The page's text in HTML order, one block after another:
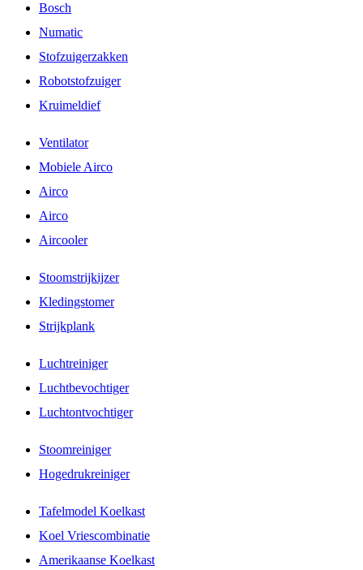
Bosch
Numatic
Stofzuigerzakken
Robotstofzuiger
Kruimeldief
Ventilator
Mobiele Airco
Airco
Airco
Aircooler
Stoomstrijkijzer
Kledingstomer
Strijkplank
Luchtreiniger
Luchtbevochtiger
Luchtontvochtiger
Stoomreiniger
Hogedrukreiniger
Tafelmodel Koelkast
Koel Vriescombinatie
Amerikaanse Koelkast